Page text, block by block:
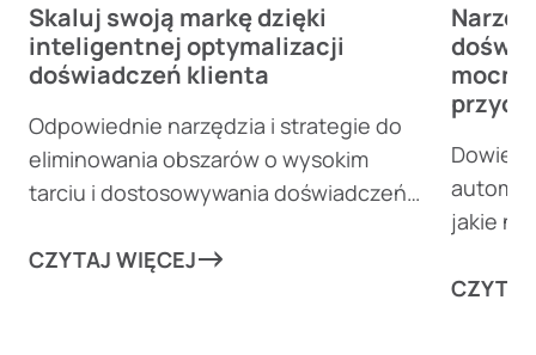
Skaluj swoją markę dzięki
inteligentnej optymalizacji
doświadczeń klienta
Odpowiednie narzędzia i strategie do
eliminowania obszarów o wysokim
tarciu i dostosowywania doświadczeń
nowe wyżyny!
CZYTAJ WIĘCEJ
jakie